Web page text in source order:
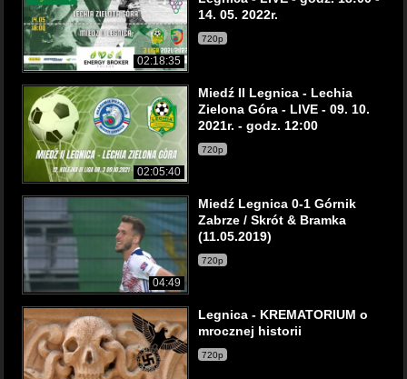
02:18:35
14. 05. 2022r.
720p
02:05:40
Miedź II Legnica - Lechia
Zielona Góra - LIVE - 09. 10.
2021r. - godz. 12:00
720p
04:49
Miedź Legnica 0-1 Górnik
Zabrze / Skrót & Bramka
(11.05.2019)
720p
Legnica - KREMATORIUM o
mrocznej historii
720p